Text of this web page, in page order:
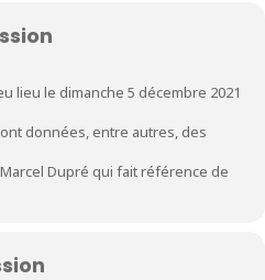
lieu le dimanche 5 décembre 2021
données, entre autres, des
Dupré qui fait référence de